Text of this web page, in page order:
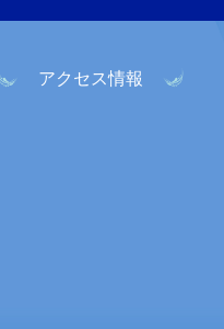
アクセス情報